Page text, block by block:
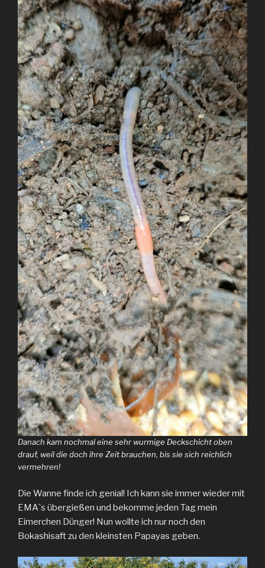
Danach kam nochmal eine sehr wurmige Deckschicht oben
drauf, weil die doch ihre Zeit brauchen, bis sie sich reichlich
vermehren!
Die Wanne finde ich genial! Ich kann sie immer wieder mit
EMAˋs übergießen und bekomme jeden Tag mein
Eimerchen Dünger! Nun wollte ich nur noch den
Bokashisaft zu den kleinsten Papayas geben.